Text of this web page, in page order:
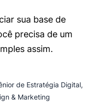
sua base de
precisa de um
assim.
de Estratégia Digital,
& Marketing